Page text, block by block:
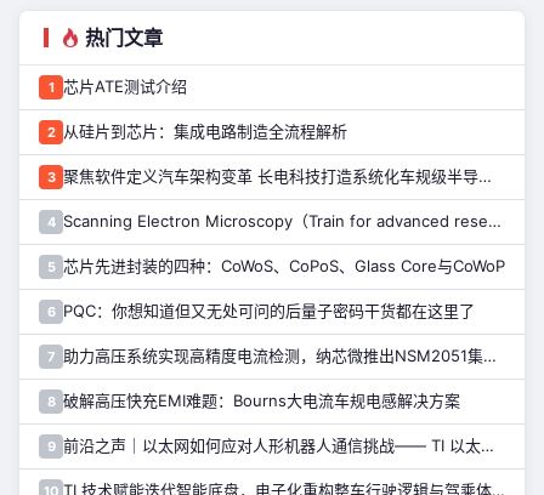
热门文章
1 芯片ATE测试介绍
2 从硅片到芯片：集成电路制造全流程解析
3 聚焦软件定义汽车架构变革 长电科技打造系统化车规级半导体封测能力
4 Scanning Electron Microscopy（Train for advanced research）扫描电子显微镜介绍（二）
5 芯片先进封装的四种：CoWoS、CoPoS、Glass Core与CoWoP
6 PQC：你想知道但又无处可问的后量子密码干货都在这里了
7 助力高压系统实现高精度电流检测，纳芯微推出NSM2051集成式霍尔电流传感器
8 破解高压快充EMI难题：Bourns大电流车规电感解决方案
9 前沿之声｜以太网如何应对人形机器人通信挑战—— TI 以太网产品系列助力解决
10 TI 技术赋能迭代智能底盘，电子化重构整车行驶逻辑与驾乘体验